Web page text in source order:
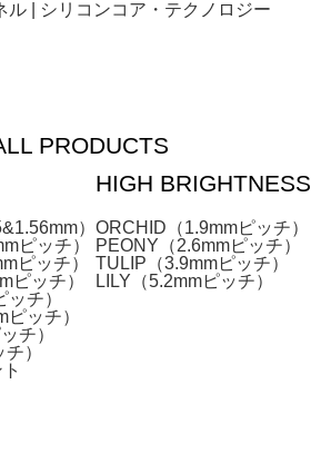
PRODUCTS
）
ピッチ）
ピッチ）
ピッチ）
チ）
ッチ）
チ）
）
HIGH BRIGHTNESS
ORCHID（1.9mmピッチ）
PEONY（2.6mmピッチ）
TULIP（3.9mmピッチ）
LILY（5.2mmピッチ）
ト